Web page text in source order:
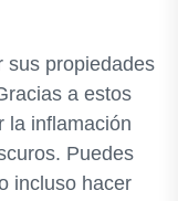
sus propiedades
a estos
la inflamación
Puedes
incluso hacer